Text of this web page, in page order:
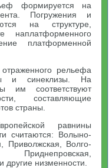
формируется на
Погружения и
на структуре,
наплатформенного
платформенной
рельефа
и синеклизы. На
им соответствуют
составляющие
страны.
равнины
считаются: Волыно-
Приволжская, Волго-
низменности.